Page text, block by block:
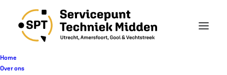
Home
Over ons